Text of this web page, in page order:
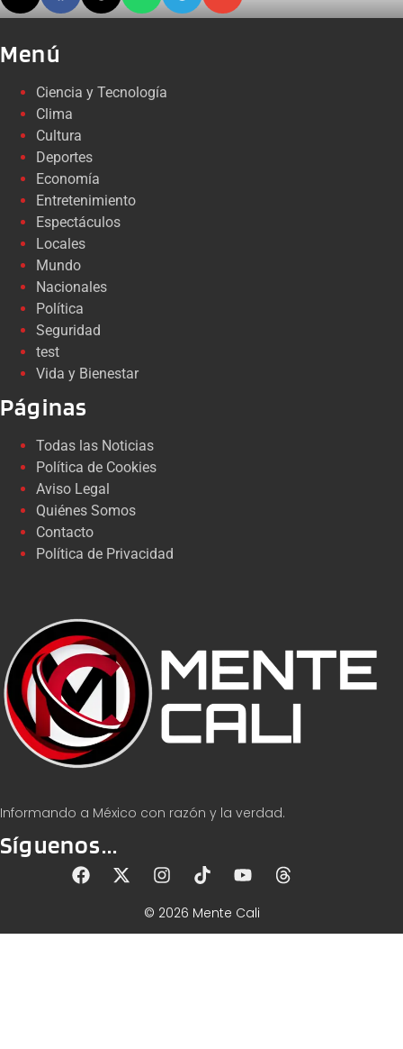
Informando a México con razón y la verdad.
Síguenos...
Menú
Ciencia y Tecnología
Clima
Cultura
Deportes
Economía
Entretenimiento
Espectáculos
Locales
Mundo
Nacionales
Política
Seguridad
test
Vida y Bienestar
Páginas
Todas las Noticias
Política de Cookies
Aviso Legal
Quiénes Somos
Contacto
Política de Privacidad
© 2026 Mente Cali